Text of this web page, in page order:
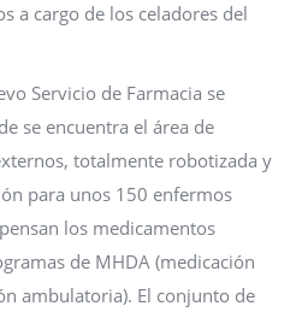
a cargo de los celadores del
Servicio de Farmacia se
se encuentra el área de
totalmente robotizada y
para unos 150 enfermos
los medicamentos
de MHDA (medicación
ambulatoria). El conjunto de